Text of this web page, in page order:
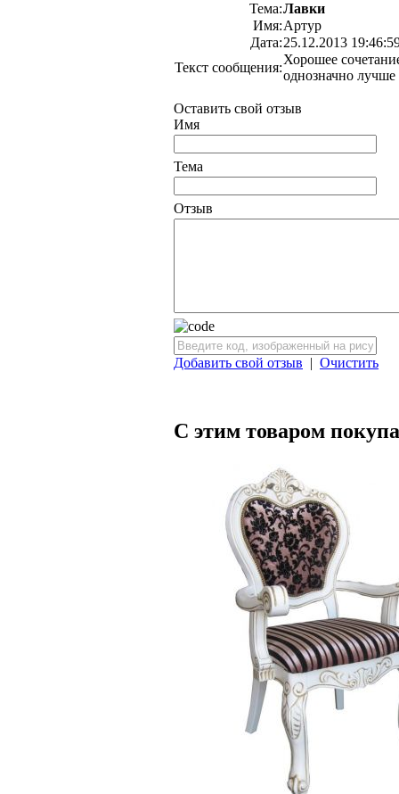
Тема:Лавки
Имя:Артур
Дата:25.12.2013
Текст сообщения:
Хорошее
однозначно
Оставить свой отзыв
Имя
Тема
Отзыв
Добавить свой отзыв | Очистить
С этим товаром